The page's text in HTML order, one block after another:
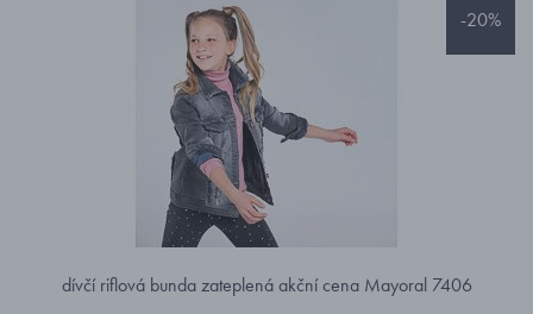
-20%
dívčí riflová bunda zateplená akční cena Mayoral 7406